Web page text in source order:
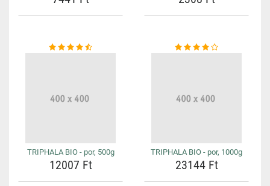
TRIPHALA BIO - por, 500g
12007 Ft
TRIPHALA BIO - por, 1000g
23144 Ft